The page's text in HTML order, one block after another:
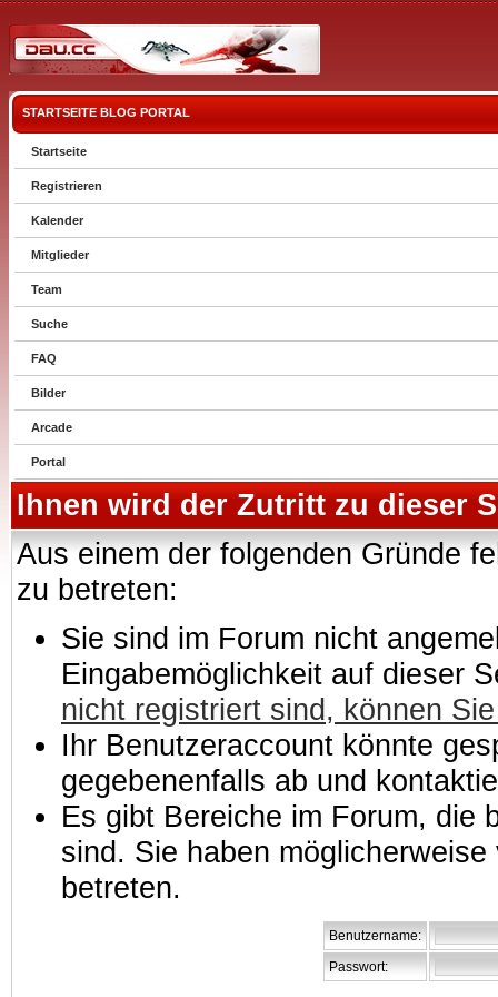
STARTSEITE BLOG PORTAL
Startseite
Registrieren
Kalender
Mitglieder
Team
Suche
FAQ
Bilder
Arcade
Portal
Ihnen wird der Zutritt zu dieser
Aus einem der folgenden Gründe
zu betreten:
Sie sind im Forum nicht
Eingabemöglichkeit auf dieser
nicht registriert sind, können
Ihr Benutzeraccount könnte
gegebenenfalls ab und
Es gibt Bereiche im Forum, die
sind. Sie haben
betreten.
Benutzername:
Passwort: